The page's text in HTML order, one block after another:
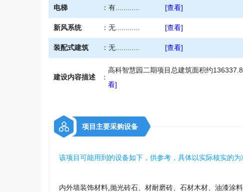
电梯 ： 有............ [查看]
新风系统 ： 无............ [查看]
装配式建筑 ： 无............ [查看]
建设内容描述 ：
高科智慧园二期项目总建筑面积约
看]
项目主要采购设备
该项目可能用到的设备如下，供参考，具体以实际核实的为
内外墙装饰材料,抛光砖石、材耐磨砖、石材木材、油漆涂料